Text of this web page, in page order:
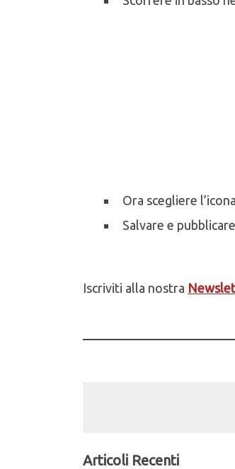
Ora scegliere
Salvare e
Iscriviti alla nostra
Articoli Recenti